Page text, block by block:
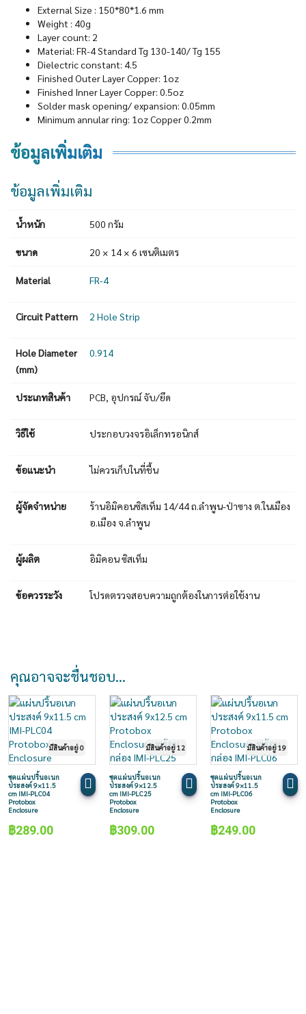
External Size : 150*80*1.6 mm
Weight : 40g
Layer count: 2
Material: FR-4 Standard Tg 130-140/ Tg 155
Dielectric constant: 4.5
Finished Outer Layer Copper: 1oz
Finished Inner Layer Copper: 0.5oz
Solder mask opening/ expansion: 0.05mm
Minimum annular ring: 1oz Copper 0.2mm
ข้อมูลเพิ่มเติม
ข้อมูลเพิ่มเติม
น้ำหนัก 500 กรัม
ขนาด 20 × 14 × 6 เซนติเมตร
Material FR-4
Circuit Pattern 2 Hole Strip
Hole Diameter
(mm)
0.914
ประเภทสินค้า PCB, อุปกรณ์ จับ/ยึด
วิธีใช้ ประกอบวงจรอิเล็กทรอนิกส์
ข้อแนะนำ ไม่ควรเก็บในที่ชื้น
ผู้จัดจำหน่าย
ร้านอิมิคอนซิสเท็ม 14/44 ถ.ลำพูน-ป่าซาง ต.ในเมือง
อ.เมือง จ.ลำพูน
ผู้ผลิต อิมิคอน ซิสเท็ม
ข้อควรระวัง โปรดตรวจสอบความถูกต้องในการต่อใช้งาน
คุณอาจจะชื่นชอบ…
ชุดแผ่นปริ้นอเนก
ประสงค์ 9×11.5
cm IMI-PLC04
Protobox
Enclosure
฿289.00
มีสินค้าอยู่ 0
ชุดแผ่นปริ้นอเนก
ประสงค์ 9×12.5
cm IMI-PLC25
Protobox
Enclosure
฿309.00
มีสินค้าอยู่ 12
ชุดแผ่นปริ้นอเนก
ประสงค์ 9×11.5
cm IMI-PLC06
Protobox
Enclosure
฿249.00
มีสินค้าอยู่ 19